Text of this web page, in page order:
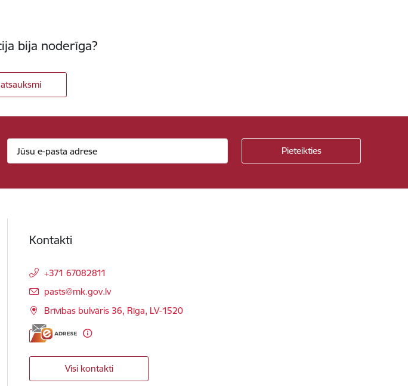
bija noderīga?
Kontakti
+371 67082811
E-pasts:
pasts@mk.gov.lv
Brīvības bulvāris 36, Rīga, LV-1520
Visi kontakti